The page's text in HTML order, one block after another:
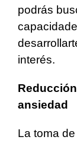
podrás
interés.
ansiedad
La toma